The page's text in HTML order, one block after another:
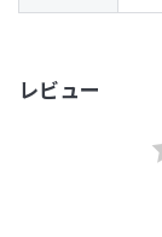
レビュー